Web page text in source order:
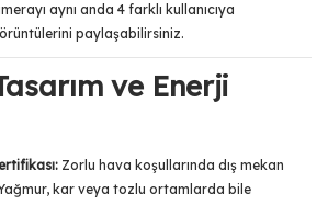
aynı anda 4 farklı kullanıcıya
paylaşabilirsiniz.
ve Enerji
Zorlu hava koşullarında dış mekan
Yağmur, kar veya tozlu ortamlarda bile